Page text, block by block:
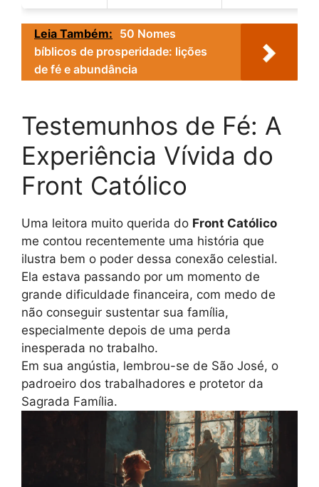
Leia Também: 50 Nomes
bíblicos de prosperidade: lições
de fé e abundância
Testemunhos de Fé: A
Experiência Vívida do
Front Católico
Uma leitora muito querida do Front Católico
me contou recentemente uma história que
ilustra bem o poder dessa conexão celestial.
Ela estava passando por um momento de
grande dificuldade financeira, com medo de
não conseguir sustentar sua família,
especialmente depois de uma perda
inesperada no trabalho.
Em sua angústia, lembrou-se de São José, o
padroeiro dos trabalhadores e protetor da
Sagrada Família.